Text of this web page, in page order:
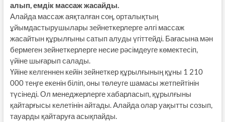
алып, емдік массаж жасайды.
Алайда массаж аяқталған соң, орталықтың
ұйымдастырушылары зейнеткерлерге әлгі массаж
жасайтын құрылғыны сатып алуды үгіттейді. Бағасына мән
бермеген зейнеткерлерге несие рәсімдеуге көмектесіп,
үйіне шығарып салады.
Үйіне келгеннен кейін зейнеткер құрылғының құны 1 210
000 теңге екенін біліп, оны төлеуге шамасы жетпейтінін
түсінеді. Ол менеджерлерге хабарласып, құрылғыны
қайтарғысы келетінін айтады. Алайда олар уақытты созып,
тауарды қайтаруға асықпайды.